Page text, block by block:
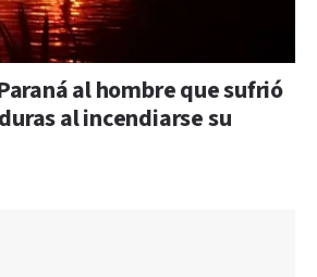
al hombre que sufrió
al incendiarse su